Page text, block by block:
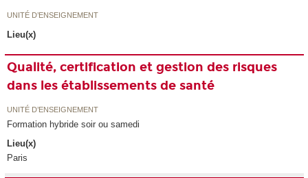
UNITÉ D’ENSEIGNEMENT
Lieu(x)
Qualité, certification et gestion des risques
dans les établissements de santé
UNITÉ D’ENSEIGNEMENT
Formation hybride soir ou samedi
Lieu(x)
Paris